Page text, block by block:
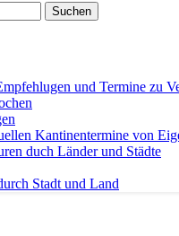
und Termine zu
Kantinentermine von
duch Länder und Städte
Stadt und Land